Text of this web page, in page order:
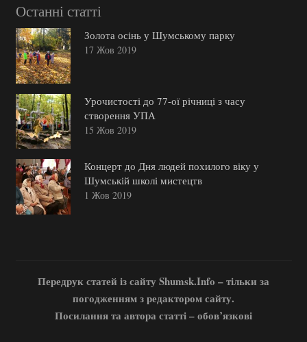
Останні статті
Золота осінь у Шумському парку
17 Жов 2019
Урочистості до 77-ої річниці з часу
створення УПА
15 Жов 2019
Концерт до Дня людей похилого віку у
Шумській школі мистецтв
1 Жов 2019
Передрук статей із сайту Shumsk.Info – тільки за
погодженням з редактором сайту.
Посилання та автора статті – обов’язкові